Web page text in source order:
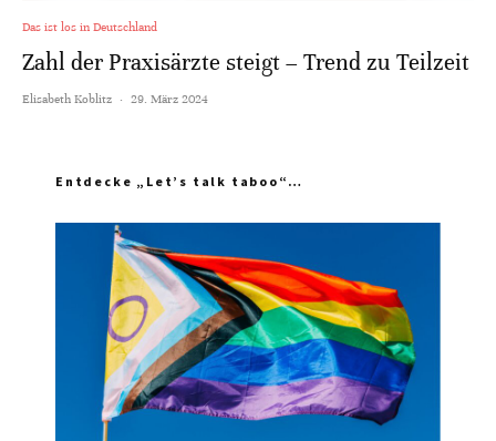
Das ist los in Deutschland
Zahl der Praxisärzte steigt – Trend zu Teilzeit
Elisabeth Koblitz · 29. März 2024
Entdecke „Let’s talk taboo“…